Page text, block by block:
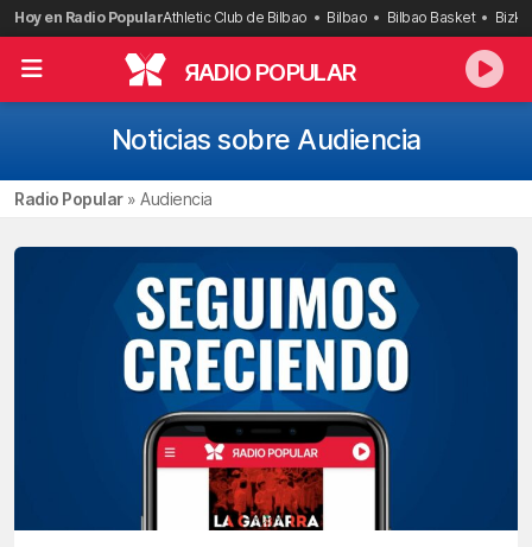
Saltar
al
contenido
Hoy en Radio PopularAthletic Club de Bilbao Bilbao Bilbao Basket
RADIO POPULAR
Noticias sobre Audiencia
Radio Popular» Audiencia